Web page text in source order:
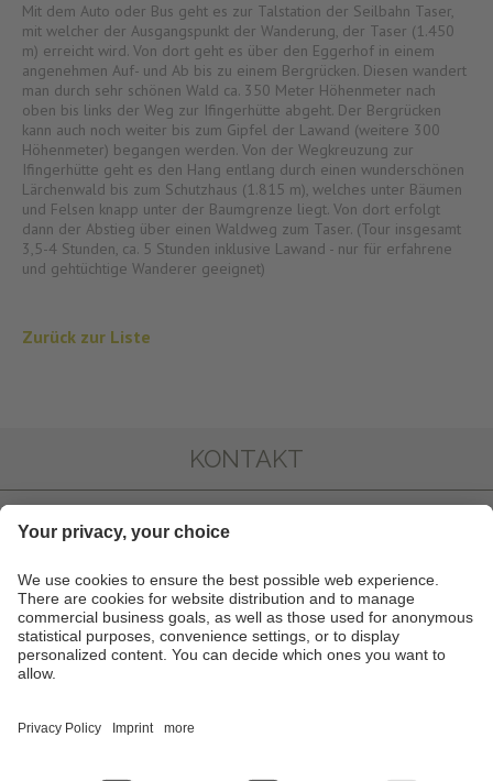
Mit dem Auto oder Bus geht es zur Talstation der Seilbahn Taser,
mit welcher der Ausgangspunkt der Wanderung, der Taser (1.450
m) erreicht wird. Von dort geht es über den Eggerhof in einem
angenehmen Auf- und Ab bis zu einem Bergrücken. Diesen wandert
man durch sehr schönen Wald ca. 350 Meter Höhenmeter nach
oben bis links der Weg zur Ifingerhütte abgeht. Der Bergrücken
kann auch noch weiter bis zum Gipfel der Lawand (weitere 300
Höhenmeter) begangen werden. Von der Wegkreuzung zur
Ifingerhütte geht es den Hang entlang durch einen wunderschönen
Lärchenwald bis zum Schutzhaus (1.815 m), welches unter Bäumen
und Felsen knapp unter der Baumgrenze liegt. Von dort erfolgt
dann der Abstieg über einen Waldweg zum Taser. (Tour insgesamt
3,5-4 Stunden, ca. 5 Stunden inklusive Lawand - nur für erfahrene
und gehtüchtige Wanderer geeignet)
Zurück zur Liste
KONTAKT
FOTOGALLERY
INFO & SERVICE
NEWSLETTER